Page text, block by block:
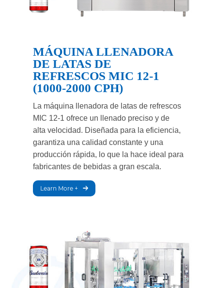
MÁQUINA LLENADORA
DE LATAS DE
REFRESCOS MIC 12-1
(1000-2000 CPH)
La máquina llenadora de latas de refrescos
MIC 12-1 ofrece un llenado preciso y de
alta velocidad. Diseñada para la eficiencia,
garantiza una calidad constante y una
producción rápida, lo que la hace ideal para
fabricantes de bebidas a gran escala.
Learn More +